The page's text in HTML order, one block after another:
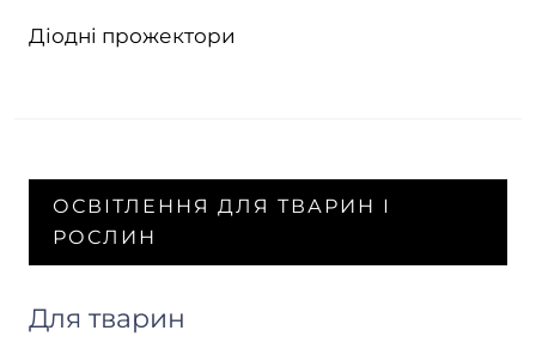
Діодні прожектори
ОСВІТЛЕННЯ ДЛЯ ТВАРИН І
РОСЛИН
Для тварин